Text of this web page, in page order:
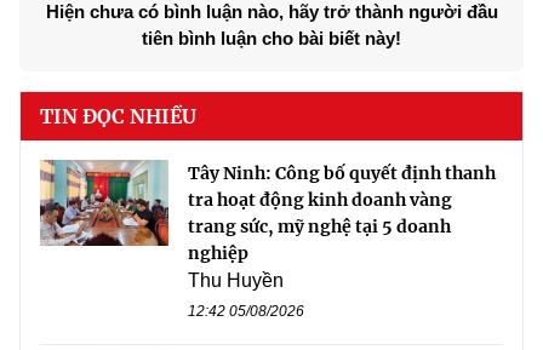
Hiện chưa có bình luận nào, hãy trở thành người đầu
tiên bình luận cho bài biết này!
TIN ĐỌC NHIỀU
Tây Ninh: Công bố quyết định thanh
tra hoạt động kinh doanh vàng
trang sức, mỹ nghệ tại 5 doanh
nghiệp
Thu Huyền
12:42 05/08/2026